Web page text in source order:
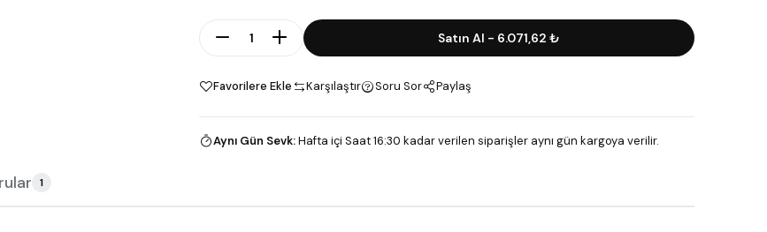
Adet Satın Al - 6.071,62 ₺
Favorilere Ekle Karşılaştır Soru Sor Paylaş
Aynı Gün Sevk:Hafta içi Saat 16:30 kadar verilen siparişler aynı gün kargoya verilir.
1